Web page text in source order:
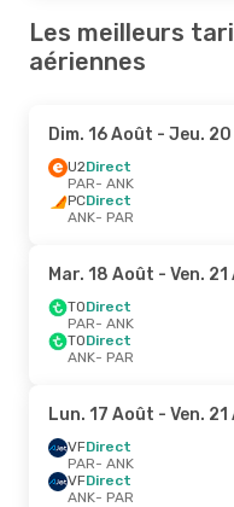
Les meilleurs
aériennes
Dim. 16 Août - Jeu.
U2Direct
PAR- ANK
PCDirect
ANK- PAR
Mar. 18 Août - Ven.
TODirect
PAR- ANK
TODirect
ANK- PAR
Lun. 17 Août - Ven.
VFDirect
PAR- ANK
VFDirect
ANK- PAR